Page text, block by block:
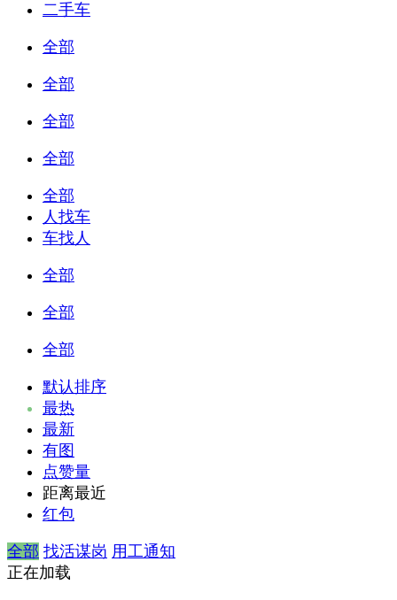
二手车
全部
全部
全部
全部
全部
人找车
车找人
全部
全部
全部
默认排序
最热
最新
有图
点赞量
距离最近
红包
全部 找活谋岗 用工通知
正在加载